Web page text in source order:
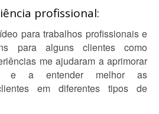
profissional:
para trabalhos profissionais e
para alguns clientes como
me ajudaram a aprimorar
e a entender melhor as
em diferentes tipos de